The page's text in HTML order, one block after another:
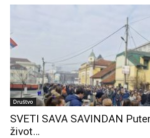
Društvo
SVETI SAVA SAVINDAN
život…